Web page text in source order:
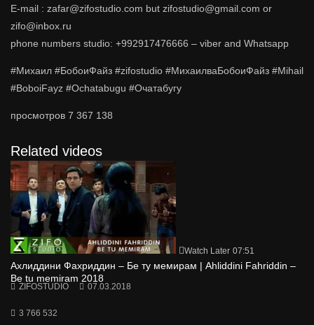
E-mail : zafar@zifostudio.com but zifostudio@gmail.com or
zifo@inbox.ru
phone numbers studio: +992917476666 – viber and Whatsapp
#Михаил #БобоиФайз #zifostudio #МихаилваБобоиФайз #Mihail
#BoboiFayz #Ochatabugu #Очатабугу
просмотров 7 367 138
Related videos
Watch Later 07:51
Ахлиддини Фахриддин – Бе ту мемирам | Ahliddini Fahriddin –
Be tu memiram 2018
ZIFOSTUDIO 07.03.2018
3 766 532